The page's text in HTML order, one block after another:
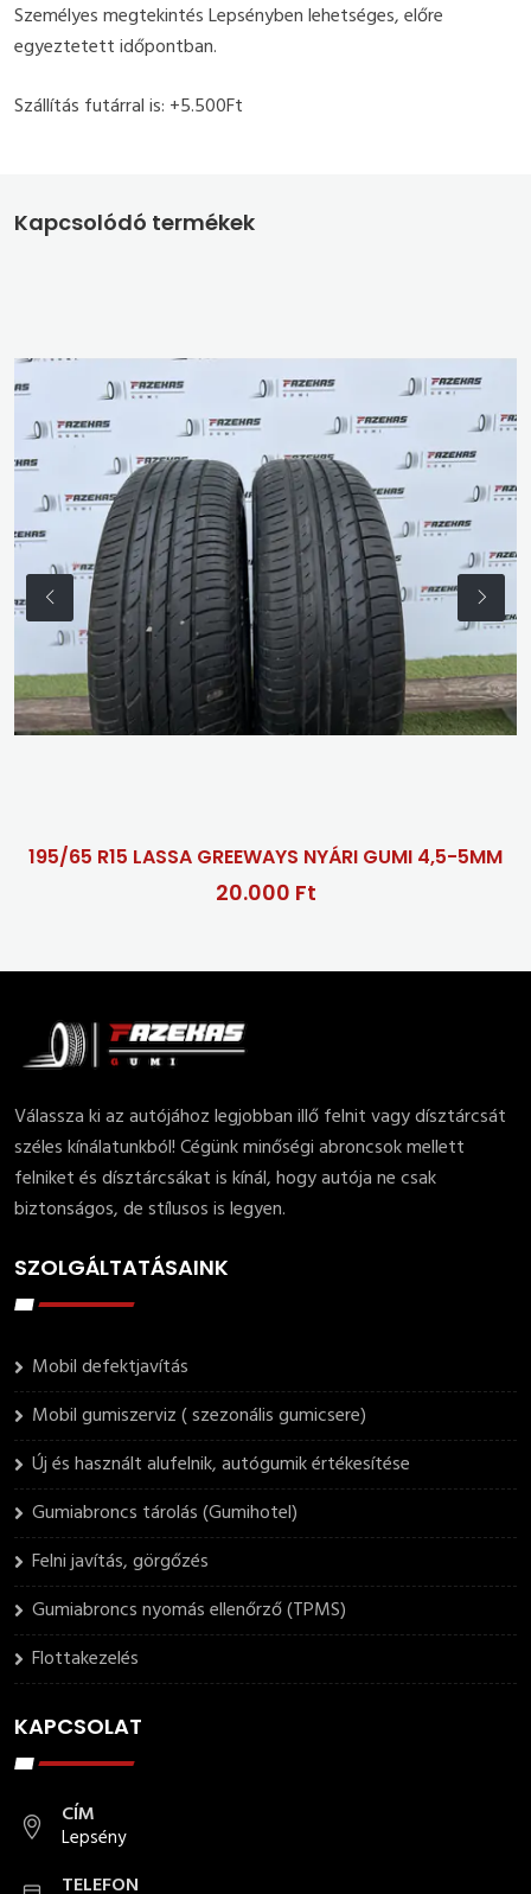
Személyes megtekintés Lepsényben lehetséges, előre
egyeztetett időpontban.
Szállítás futárral is: +5.500Ft
Kapcsolódó termékek
65 R15 LASSA GREEWAYS NYÁRI GUMI 4,5-5MM
20.000 Ft
Válassza ki az autójához legjobban illő felnit vagy dísztárcsát
széles kínálatunkból! Cégünk minőségi abroncsok mellett
felniket és dísztárcsákat is kínál, hogy autója ne csak
biztonságos, de stílusos is legyen.
SZOLGÁLTATÁSAINK
Mobil defektjavítás
Mobil gumiszerviz ( szezonális gumicsere)
Új és használt alufelnik, autógumik értékesítése
Gumiabroncs tárolás (Gumihotel)
Felni javítás, görgőzés
Gumiabroncs nyomás ellenőrző (TPMS)
Flottakezelés
KAPCSOLAT
CÍM
Lepsény
TELEFON